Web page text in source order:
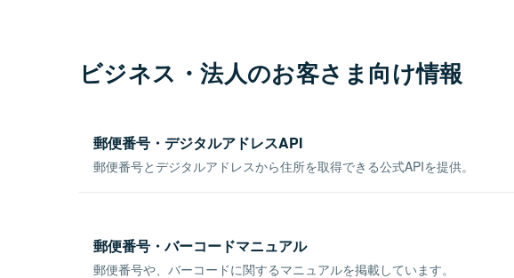
ビジネス・法人のお客さま向け情報
郵便番号・デジタルアドレスAPI
郵便番号とデジタルアドレスから住所を取得できる公式APIを提供。
郵便番号・バーコードマニュアル
郵便番号や、バーコードに関するマニュアルを掲載しています。